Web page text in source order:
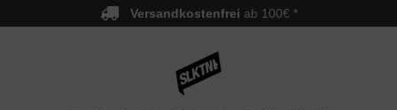
springen Versandkostenfrei ab 100€ *